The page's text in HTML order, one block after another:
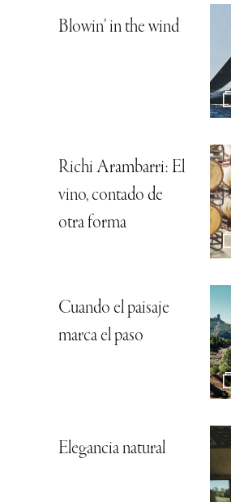
Blowin’ in the wind
Richi Arambarri: El
vino, contado de
otra forma
Cuando el paisaje
marca el paso
Elegancia natural